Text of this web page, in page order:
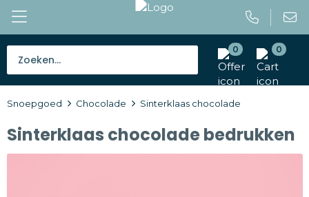
0 0
Tassen
Caps en mutsen
Snoepgoed Chocolade Sinterklaas chocolade
Sinterklaas chocolade bedrukken